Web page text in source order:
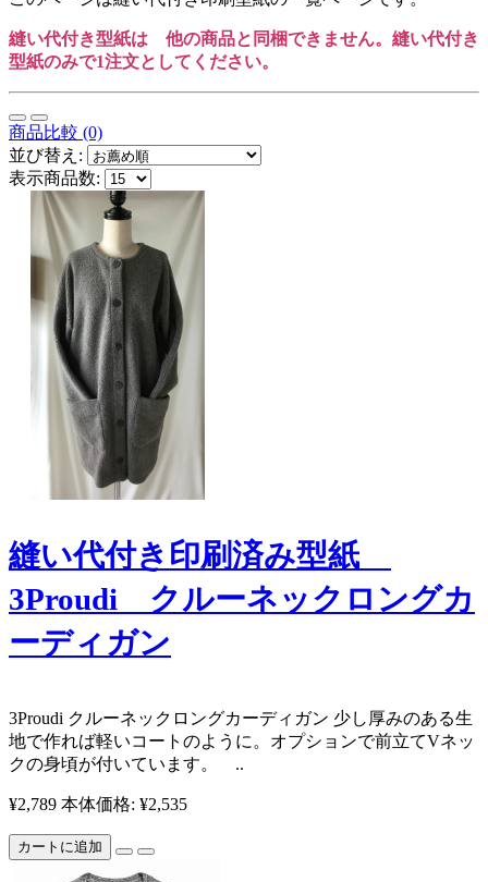
縫い代付き型紙は 他の商品と同梱できません。縫い代付き
型紙のみで1注文としてください。
商品比較 (0)
並び替え:
表示商品数:
縫い代付き印刷済み型紙
3Proudi クルーネックロングカ
ーディガン
​​3Proudi クルーネックロングカーディガン 少し厚みのある生
地で作れば軽いコートのように。オプションで前立てVネッ
クの身頃が付いています。 ​​​​​​ ..
¥2,789 本体価格: ¥2,535
カートに追加